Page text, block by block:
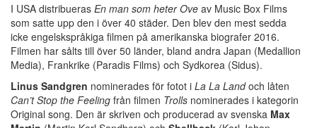
I USA distribueras En man som heter Ove av Music Box Films
som satte upp den i över 40 städer. Den blev den mest sedda
icke engelskspråkiga filmen på amerikanska biografer 2016.
Filmen har sålts till över 50 länder, bland andra Japan (Medallion
Media), Frankrike (Paradis Films) och Sydkorea (Sidus).
Linus Sandgren nominerades för fotot i La La Landoch låten
Can’t Stop the Feeling från filmen Trolls nominerades i kategorin
Original song. Den är skriven och producerad av svenska Max